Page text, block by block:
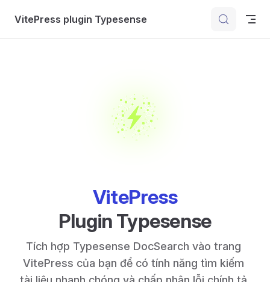
Skip to content
VitePress plugin Typesense
VitePress
Plugin Typesense
Tích hợp Typesense DocSearch vào trang
VitePress của bạn để có tính năng tìm kiếm